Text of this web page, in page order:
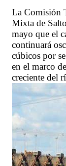
La Comisión
Mixta de
mayo que el
continuará
cúbicos por
en el marco
creciente del